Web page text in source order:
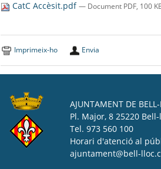
CatC Accèsit.pdf— Document PDF, 100
Imprimeix-ho Envia
AJUNTAMENT DE BELL-
Pl. Major, 8 25220
Tel. 973 560 100
Horari d'atenció al
ajuntament@bell-